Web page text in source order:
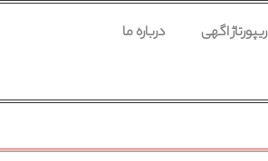
ریپورتاژ اگهی درباره ما